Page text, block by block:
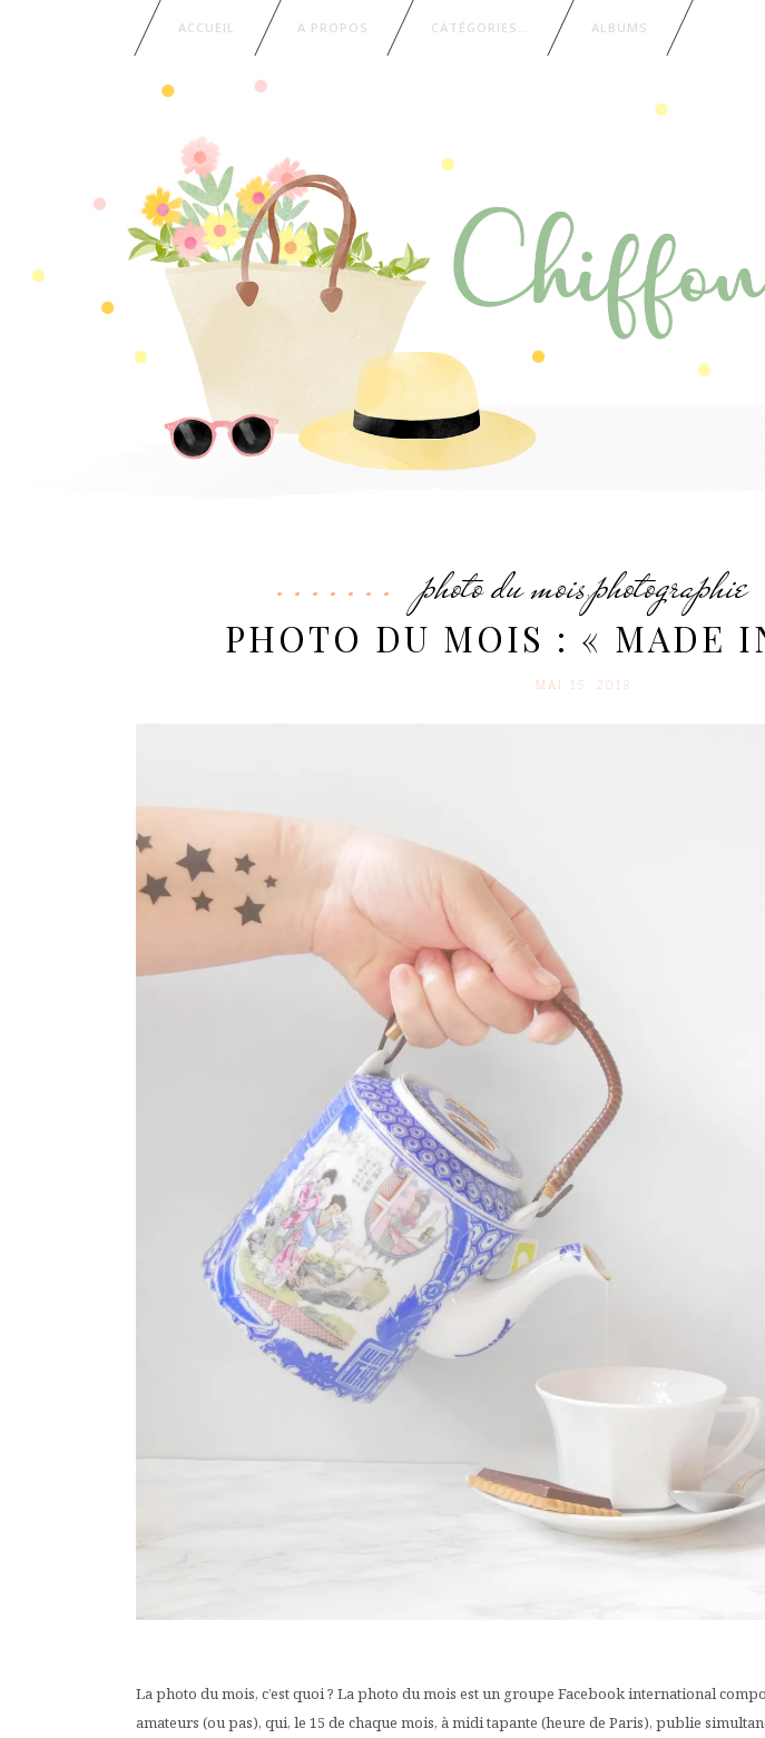
ACCUEIL A PROPOS CATÉGORIES… ALBUMS
photo du mois,photographie
PHOTO DU MOIS : « MADE
MAI 15. 2018
La photo du mois, c’est quoi ? La photo du mois est un groupe Facebook international
amateurs (ou pas), qui, le 15 de chaque mois, à midi tapante (heure de Paris), publie